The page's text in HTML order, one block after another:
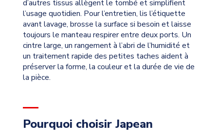
d’autres tissus allègent le tombé et simplifient
l’usage quotidien. Pour l’entretien, lis l’étiquette
avant lavage, brosse la surface si besoin et laisse
toujours le manteau respirer entre deux ports. Un
cintre large, un rangement à l’abri de l’humidité et
un traitement rapide des petites taches aident à
préserver la forme, la couleur et la durée de vie de
la pièce.
Pourquoi choisir Japean